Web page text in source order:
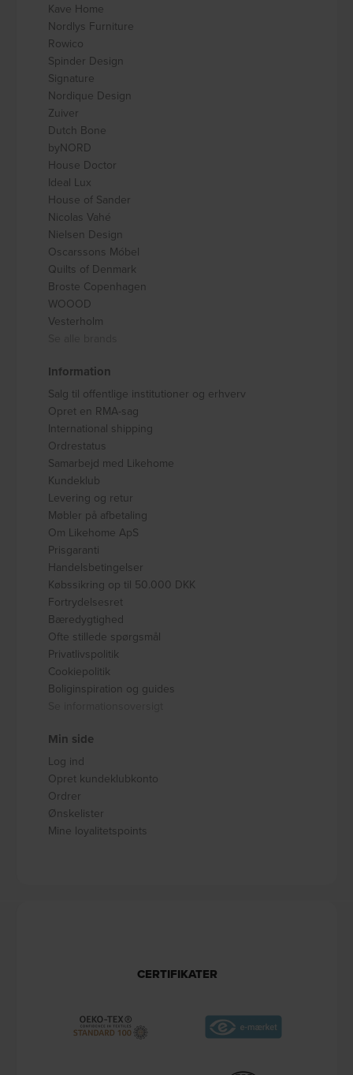
Kave Home
Nordlys Furniture
Rowico
Spinder Design
Signature
Nordique Design
Zuiver
Dutch Bone
byNORD
House Doctor
Ideal Lux
House of Sander
Nicolas Vahé
Nielsen Design
Oscarssons Móbel
Quilts of Denmark
Broste Copenhagen
WOOOD
Vesterholm
Information
Salg til offentlige institutioner og erhverv
Opret en RMA-sag
International shipping
Ordrestatus
Samarbejd med Likehome
Kundeklub
Levering og retur
Møbler på afbetaling
Om Likehome ApS
Prisgaranti
Handelsbetingelser
Købssikring op til 50.000 DKK
Fortrydelsesret
Bæredygtighed
Ofte stillede spørgsmål
Privatlivspolitik
Cookiepolitik
Boliginspiration og guides
Min side
Log ind
Opret kundeklubkonto
Ordrer
Ønskelister
Mine loyalitetspoints
CERTIFIKATER